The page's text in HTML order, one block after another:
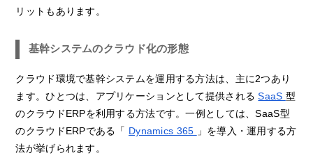
リットもあります。
基幹システムのクラウド化の形態
クラウド環境で基幹システムを運用する方法は、主に2つあり
ます。ひとつは、アプリケーションとして提供されるSaaS 型
のクラウドERPを利用する方法です。一例としては、SaaS型
のクラウドERPである「 Dynamics 365
」を導入・運用する方
法が挙げられます。